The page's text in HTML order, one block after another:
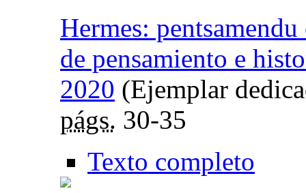
Hermes:
de pensamiento e
2020 (Ejemplar
págs. 30-35
Texto completo